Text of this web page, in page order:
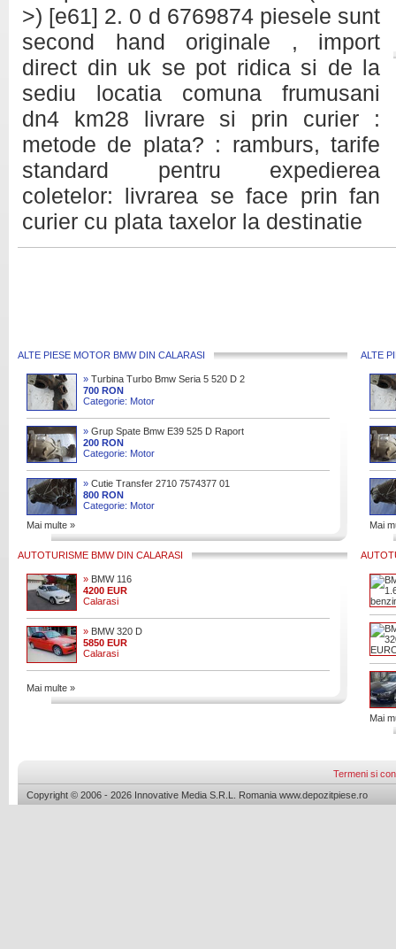
>) [e61] 2. 0 d 6769874 piesele sunt
second hand originale , import
direct din uk se pot ridica si de la
sediu locatia comuna frumusani
dn4 km28 livrare si prin curier :
metode de plata? : ramburs, tarife
standard pentru expedierea
coletelor: livrarea se face prin fan
curier cu plata taxelor la destinatie
ALTE PIESE MOTOR BMW DIN CALARASI
» Turbina Turbo Bmw Seria 5 520 D 2
0 163 Cai M47n2d204d4
700 RON
Categorie: Motor
» Grup Spate Bmw E39 525 D Raport
3 08 Cod 3 08
200 RON
Categorie: Motor
» Cutie Transfer 2710 7574377 01
Bmw X5 (e70) 3 0 D
800 RON
Categorie: Motor
Mai multe »
ALTE
Mai
AUTOTURISME BMW DIN CALARASI
» BMW 116
4200 EUR
Calarasi
» BMW 320 D
5850 EUR
Calarasi
Mai multe »
Mai
Termeni si
Copyright © 2006 - 2026 Innovative Media S.R.L. Romania www.depozitpiese.ro